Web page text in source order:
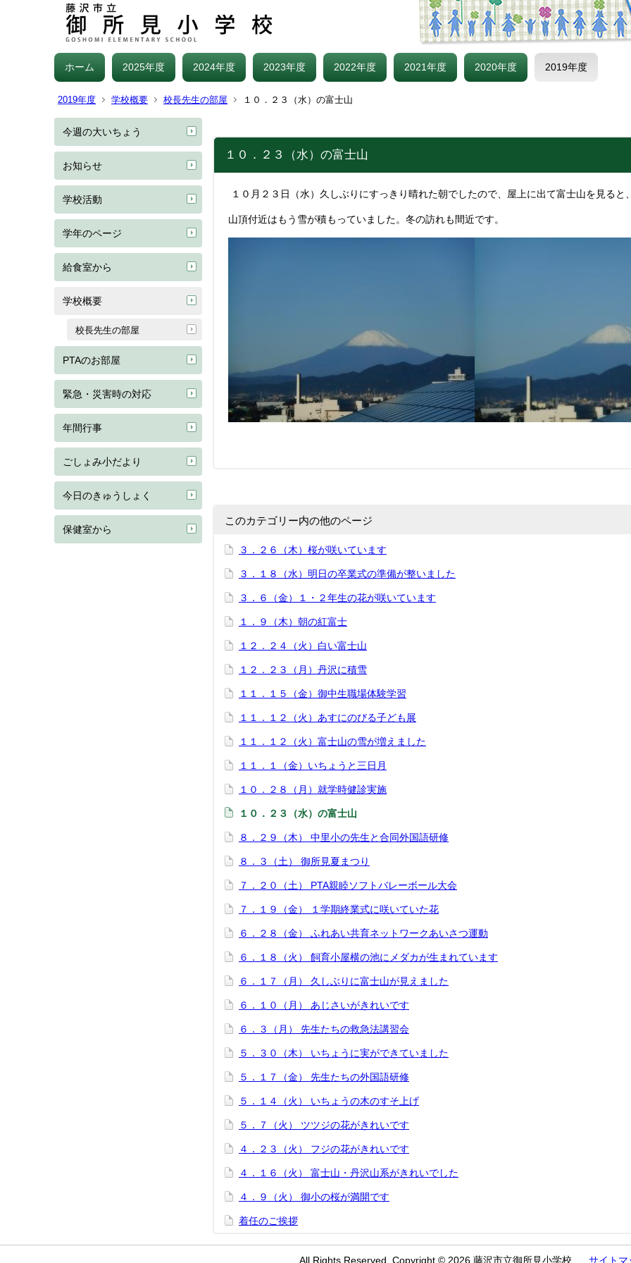
ホーム 2025年度 2024年度 2023年度 2022年度 2021年度 2020年度 2019年度
2019年度 学校概要 校長先生の部屋 １０．２３（水）の富士山
今週の大いちょう
お知らせ
学校活動
学年のページ
給食室から
学校概要
校長先生の部屋
PTAのお部屋
緊急・災害時の対応
年間行事
ごしょみ小だより
今日のきゅうしょく
保健室から
１０．２３（水）の富士山
１０月２３日（水）久しぶりにすっきり晴れた朝でしたので、屋上に出て富士山を見ると
山頂付近はもう雪が積もっていました。冬の訪れも間近です。
このカテゴリー内の他のページ
３．２６（木）桜が咲いています
３．１８（水）明日の卒業式の準備が整いました
３．６（金）１・２年生の花が咲いています
１．９（木）朝の紅富士
１２．２４（火）白い富士山
１２．２３（月）丹沢に積雪
１１．１５（金）御中生職場体験学習
１１．１２（火）あすにのびる子ども展
１１．１２（火）富士山の雪が増えました
１１．１（金）いちょうと三日月
１０．２８（月）就学時健診実施
１０．２３（水）の富士山
８．２９（木） 中里小の先生と合同外国語研修
８．３（土） 御所見夏まつり
７．２０（土） PTA親睦ソフトバレーボール大会
７．１９（金） １学期終業式に咲いていた花
６．２８（金） ふれあい共育ネットワークあいさつ運動
６．１８（火） 飼育小屋横の池にメダカが生まれています
６．１７（月） 久しぶりに富士山が見えました
６．１０（月） あじさいがきれいです
６．３（月） 先生たちの救急法講習会
５．３０（木） いちょうに実ができていました
５．１７（金） 先生たちの外国語研修
５．１４（火） いちょうの木のすそ上げ
５．７（火） ツツジの花がきれいです
４．２３（火） フジの花がきれいです
４．１６（火） 富士山・丹沢山系がきれいでした
４．９（火） 御小の桜が満開です
着任のご挨拶
All Rights Reserved. Copyright © 2026 藤沢市立御所見小学校 サイトマ